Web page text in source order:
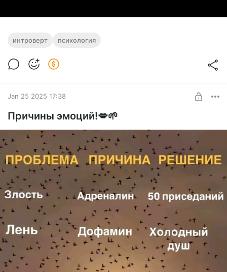
интроверт психология
Jan 25 2025 17:38
Причины эмоций!💋🌱